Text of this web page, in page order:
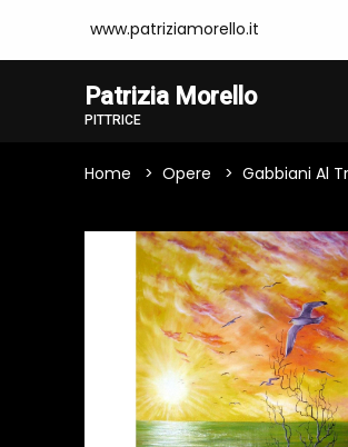
www.patriziamorello.it
Patrizia Morello
PITTRICE
Home Opere Gabbiani Al